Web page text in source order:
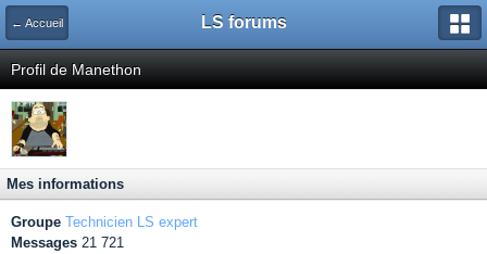
← Accueil LS forums
Profil de Manethon
Mes informations
Groupe Technicien LS expert
Messages 21 721